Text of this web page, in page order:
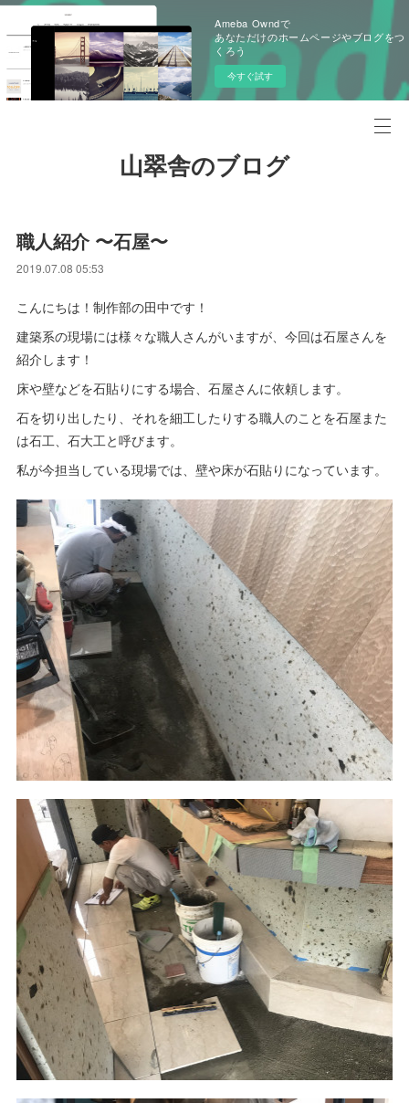
Ameba Owndで
あなただけのホームページやブログをつ
くろう
今すぐ試す
山翠舎のブログ
職人紹介 〜石屋〜
2019.07.08 05:53
こんにちは！制作部の田中です！
建築系の現場には様々な職人さんがいますが、今回は石屋さんを
紹介します！
床や壁などを石貼りにする場合、石屋さんに依頼します。
石を切り出したり、それを細工したりする職人のことを石屋また
は石工、石大工と呼びます。
私が今担当している現場では、壁や床が石貼りになっています。